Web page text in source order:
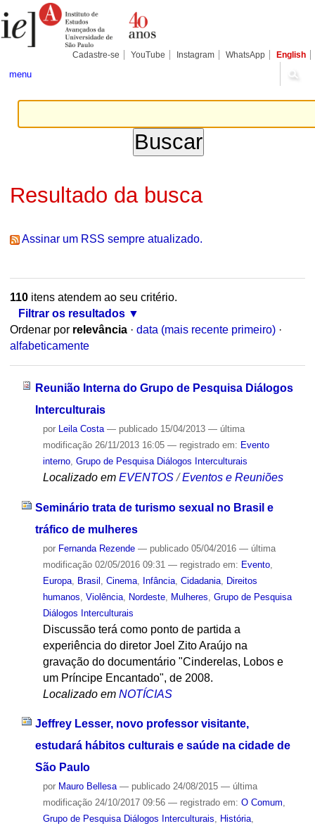
para
conteúdo.
Pessoais
Cadastre-se YouTube Instagram WhatsApp English
menu
Resultado da busca
Assinar um RSS sempre atualizado.
110itens atendem ao seu critério.
Filtrar os resultados
Ordenar por relevância · data (mais recente primeiro) ·
alfabeticamente
Reunião Interna do Grupo de Pesquisa Diálogos
Interculturais
por Leila Costa — publicado15/04/2013 — última
modificação26/11/2013 16:05 — registrado em: Evento
interno, Grupo de Pesquisa Diálogos Interculturais
Localizado em EVENTOS /Eventos e Reuniões
Seminário trata de turismo sexual no Brasil e
tráfico de mulheres
por Fernanda Rezende — publicado05/04/2016 — última
modificação02/05/2016 09:31 — registrado em: Evento,
Europa, Brasil Cinema, Infância, Cidadania, Direitos
humanos Violência, Nordeste, Mulheres Grupo de Pesquisa
Diálogos Interculturais
Discussão terá como ponto de partida a
experiência do diretor Joel Zito Araújo na
gravação do documentário "Cinderelas, Lobos e
um Príncipe Encantado", de 2008.
Localizado em NOTÍCIAS
Jeffrey Lesser, novo professor visitante,
estudará hábitos culturais e saúde na cidade de
São Paulo
por Mauro Bellesa — publicado24/08/2015 — última
modificação24/10/2017 09:56 — registrado em: O Comum,
Grupo de Pesquisa Diálogos Interculturais, História,